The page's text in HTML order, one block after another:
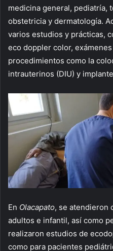
medicina general, pediatría,
obstetricia y dermatología.
varios estudios y prácticas,
eco doppler color,
procedimientos como la
intrauterinos (DIU) y
En Olacapato, se atendieron
adultos e infantil, así como
realizaron estudios de
como para pacientes